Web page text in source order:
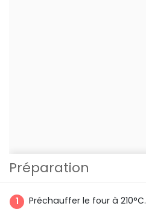
Préparation
Préchauffer le four à 210°C.